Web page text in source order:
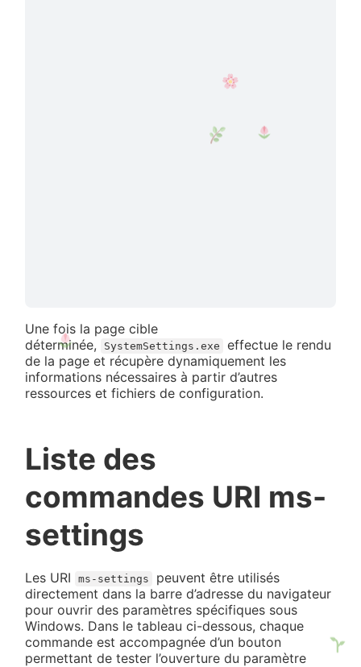
Une fois la page cible
déterminée,
SystemSettings.exe
effectue le rendu
de la page et récupère dynamiquement les
informations nécessaires à partir d’autres
ressources et fichiers de configuration.
Liste des
commandes URI ms-
settings
Les URI ms-settings
peuvent être utilisés
directement dans la barre d’adresse du navigateur
pour ouvrir des paramètres spécifiques sous
Windows. Dans le tableau ci-dessous, chaque
commande est accompagnée d’un bouton
permettant de tester l’ouverture du paramètre